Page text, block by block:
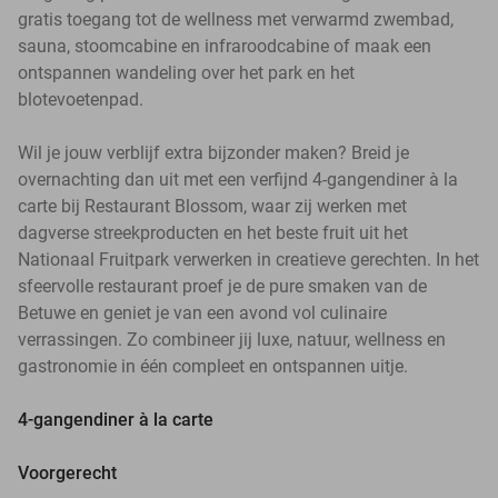
gratis toegang tot de wellness met verwarmd zwembad,
sauna, stoomcabine en infraroodcabine of maak een
ontspannen wandeling over het park en het
blotevoetenpad.
Wil je jouw verblijf extra bijzonder maken? Breid je
overnachting dan uit met een verfijnd 4-gangendiner à la
carte bij Restaurant Blossom, waar zij werken met
dagverse streekproducten en het beste fruit uit het
Nationaal Fruitpark verwerken in creatieve gerechten. In het
sfeervolle restaurant proef je de pure smaken van de
Betuwe en geniet je van een avond vol culinaire
verrassingen. Zo combineer jij luxe, natuur, wellness en
gastronomie in één compleet en ontspannen uitje.
4-gangendiner à la carte
Voorgerecht